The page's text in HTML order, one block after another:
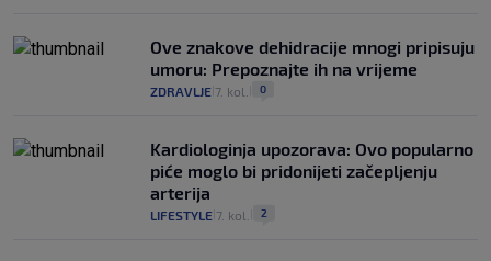
Ove znakove dehidracije mnogi pripisuju
umoru: Prepoznajte ih na vrijeme
ZDRAVLJE 7. kol. 0
Kardiologinja upozorava: Ovo popularno
piće moglo bi pridonijeti začepljenju
arterija
LIFESTYLE 7. kol. 2